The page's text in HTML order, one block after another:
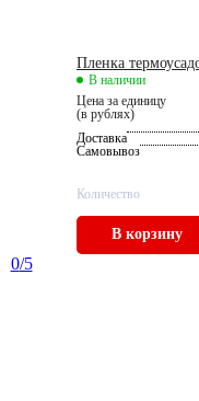
Пленка
В наличии
Цена за единицу
(в рублях)
Доставка
Самовывоз
Количество
В корзину
0/5